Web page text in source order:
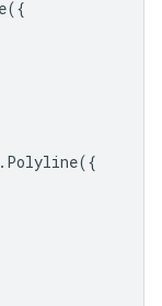
({
. Polyline({